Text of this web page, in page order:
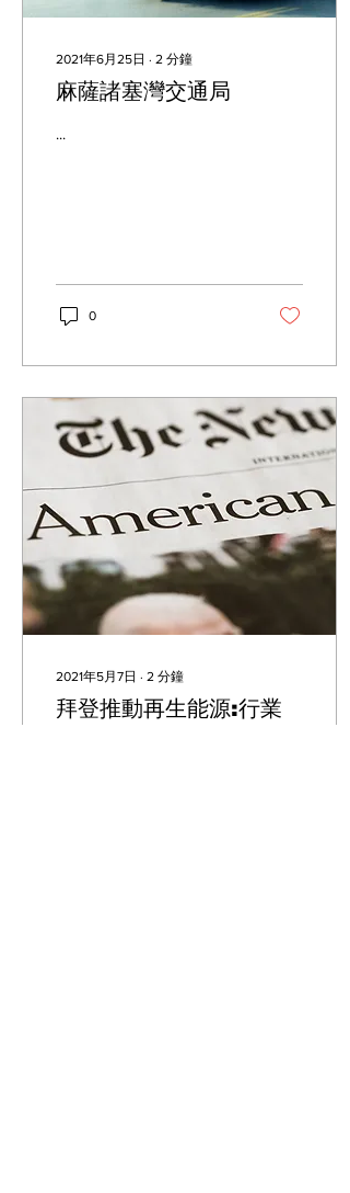
2021年6月25日 ∙ 2 分鐘
麻薩諸塞灣交通局
...
0
2021年5月7日 ∙ 2 分鐘
拜登推動再生能源:行業